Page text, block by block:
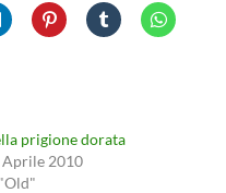
prigione dorata
Aprile 2010